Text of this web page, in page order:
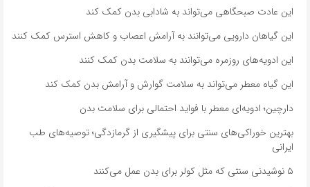
این عادت صبحگاهی می‌تواند به شادابی بدن کمک کند
این گیاهان دارویی می‌توانند به آرامش اعصاب و کاهش استرس کمک کنند
این ادویه‌های روزمره می‌توانند به سلامت بدن کمک کنند
این گیاه معطر می‌تواند به سلامت گوارش و آرامش بدن کمک کند
دارچین؛ ادویه‌ای معطر با فواید احتمالی برای سلامت بدن
بهترین خوراکی‌های سنتی برای پیشگیری از گرمازدگی؛ توصیه‌های طب
ایرانی
۵ نوشیدنی سنتی که مثل کولر برای بدن عمل می‌کنند